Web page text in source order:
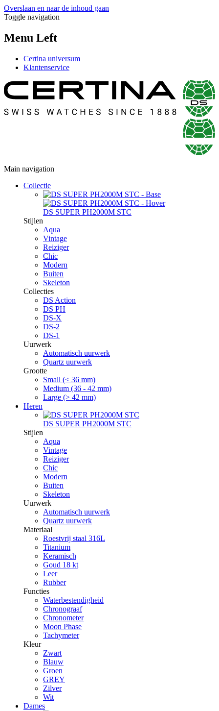
Overslaan en naar de inhoud gaan
Toggle navigation
Menu Left
Certina universum
Klantenservice
Main navigation
Collectie
DS SUPER PH2000M STC
Stijlen
Aqua
Vintage
Reiziger
Chic
Modern
Buiten
Skeleton
Collecties
DS Action
DS PH
DS-X
DS-2
DS-1
Uurwerk
Automatisch uurwerk
Quartz uurwerk
Grootte
Small (< 36 mm)
Medium (36 - 42 mm)
Large (> 42 mm)
Heren
DS SUPER PH2000M STC
Stijlen
Aqua
Vintage
Reiziger
Chic
Modern
Buiten
Skeleton
Uurwerk
Automatisch uurwerk
Quartz uurwerk
Materiaal
Roestvrij staal 316L
Titanium
Keramisch
Goud 18 kt
Leer
Rubber
Functies
Waterbestendigheid
Chronograaf
Chronometer
Moon Phase
Tachymeter
Kleur
Zwart
Blauw
Groen
GREY
Zilver
Wit
Dames